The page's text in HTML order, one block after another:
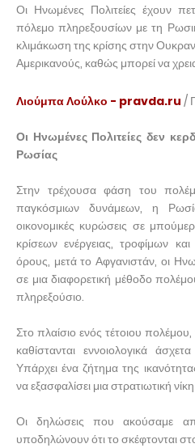
Οι Ηνωμένες Πολιτείες έχουν
πόλεμο πληρεξουσίων με τη
κλιμάκωση της κρίσης στην
Αμερικανούς, καθώς μπορεί να
Λιούμπα Λούλκο - pravda.ru /
Οι Ηνωμένες Πολιτείες δεν
Ρωσίας
Στην τρέχουσα φάση του
παγκόσμιων δυνάμεων, η
οικονομικές κυρώσεις σε
κρίσεων ενέργειας, τροφίμων
όρους, μετά το Αφγανιστάν, οι
σε μια διαφορετική μέθοδο
πληρεξούσιο.
Στο πλαίσιο ενός τέτοιου
καθίστανται εννοιολογικά
Υπάρχει ένα ζήτημα της
να εξασφαλίσει μια στρατιωτική
Οι δηλώσεις που ακούσαμε
υποδηλώνουν ότι το σκέφτονται